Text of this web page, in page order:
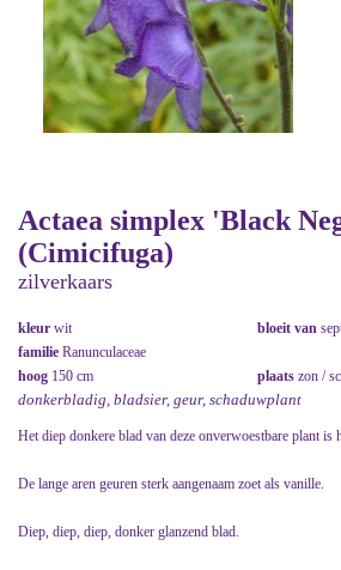
Actaea simplex 'Black
(Cimicifuga)
zilverkaars
kleur wit bloeit van
familie Ranunculaceae
hoog 150 cm plaats zon /
donkerbladig, bladsier, geur, schaduwplant
Het diep donkere blad van deze onverwoestbare plant is
De lange aren geuren sterk aangenaam zoet als vanille.
Diep, diep, diep, donker glanzend blad.